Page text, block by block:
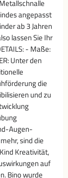
angepasst
ab 3 Jahren
lassen Sie Ihr
- Maße:
Unter den
die
und zu
Augen-
sind die
Kreativität,
auf
Bino wurde